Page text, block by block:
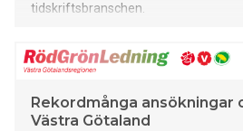
tidskriftsbranschen.
Rekordmånga ansökningar
Västra Götaland